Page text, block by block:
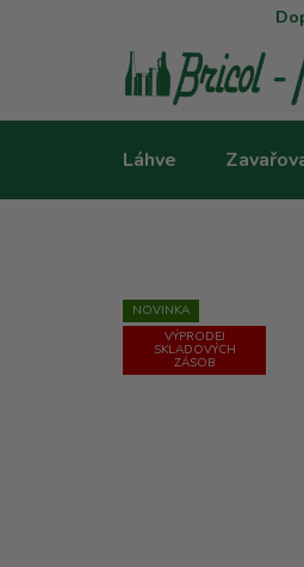
Láhve
NOVINKA
VÝPRODEJ
SKLADOVÝCH
ZÁSOB